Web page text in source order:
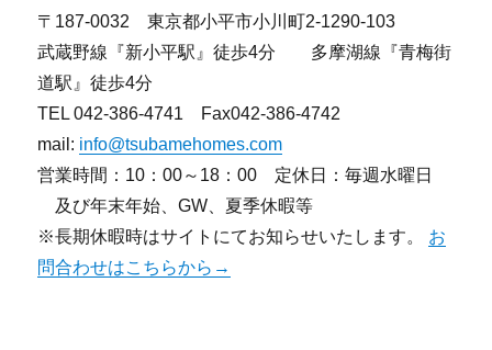
〒187-0032 東京都小平市小川町2-1290-103
武蔵野線『新小平駅』徒歩4分 多摩湖線『青梅街
道駅』徒歩4分
TEL 042-386-4741 Fax042-386-4742
mail: info@tsubamehomes.com
営業時間：10：00～18：00 定休日：毎週水曜日
及び年末年始、GW、夏季休暇等
※長期休暇時はサイトにてお知らせいたします。 お
問合わせはこちらから→